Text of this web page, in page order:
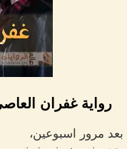
رواية غفران
بعد مرور اسبوعين،